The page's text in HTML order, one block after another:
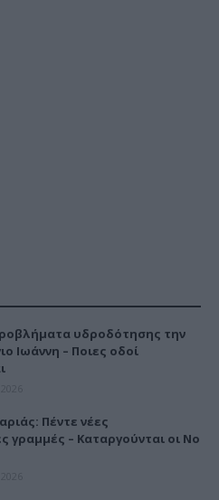
υδροδότησης την
Ιωάννη – Ποιες οδοί
Πέντε νέες
γραμμές – Καταργούνται οι Νο